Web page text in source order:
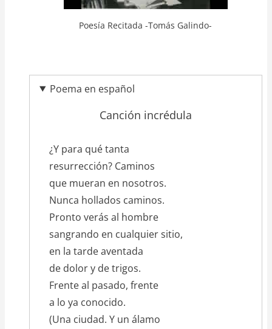
Poesía Recitada -Tomás Galindo-
Poema en español
Canción incrédula
texto_poema
¿Y para qué tanta
resurrección? Caminos
que mueran en nosotros.
Nunca hollados caminos.
Pronto verás al hombre
sangrando en cualquier sitio,
en la tarde aventada
de dolor y de trigos.
Frente al pasado, frente
a lo ya conocido.
(Una ciudad. Y un álamo